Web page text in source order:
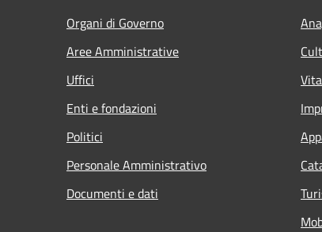
Organi di Governo
Aree Amministrative
Uffici
Enti e fondazioni
Politici
Personale Amministrativo
Documenti e dati